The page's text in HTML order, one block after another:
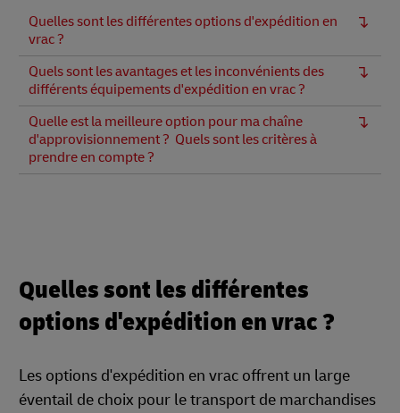
Quelles sont les différentes options d'expédition en
vrac ?
Quels sont les avantages et les inconvénients des
différents équipements d'expédition en vrac ?
Quelle est la meilleure option pour ma chaîne
d'approvisionnement ? Quels sont les critères à
prendre en compte ?
Quelles sont les différentes
options d'expédition en vrac ?
Les options d'expédition en vrac offrent un large
éventail de choix pour le transport de marchandises